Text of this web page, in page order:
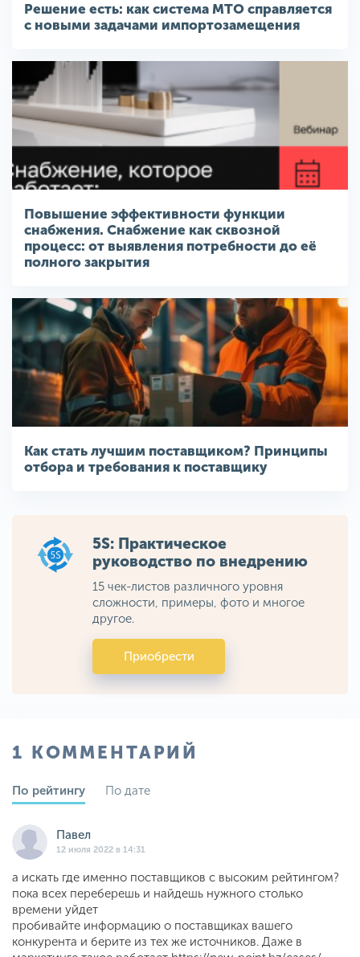
Решение есть: как система МТО справляется
с новыми задачами импортозамещения
Повышение эффективности функции
снабжения. Снабжение как сквозной
процесс: от выявления потребности до её
полного закрытия
Как стать лучшим поставщиком? Принципы
отбора и требования к поставщику
5S: Практическое
руководство по внедрению
15 чек-листов различного уровня
сложности, примеры, фото и многое
другое.
Приобрести
1 КОММЕНТАРИЙ
По рейтингу По дате
Павел
12 июля 2022 в 14:31
а искать где именно поставщиков с высоким рейтингом?
пока всех переберешь и найдешь нужного столько
времени уйдет
пробивайте информацию о поставщиках вашего
конкурента и берите из тех же источников. Даже в